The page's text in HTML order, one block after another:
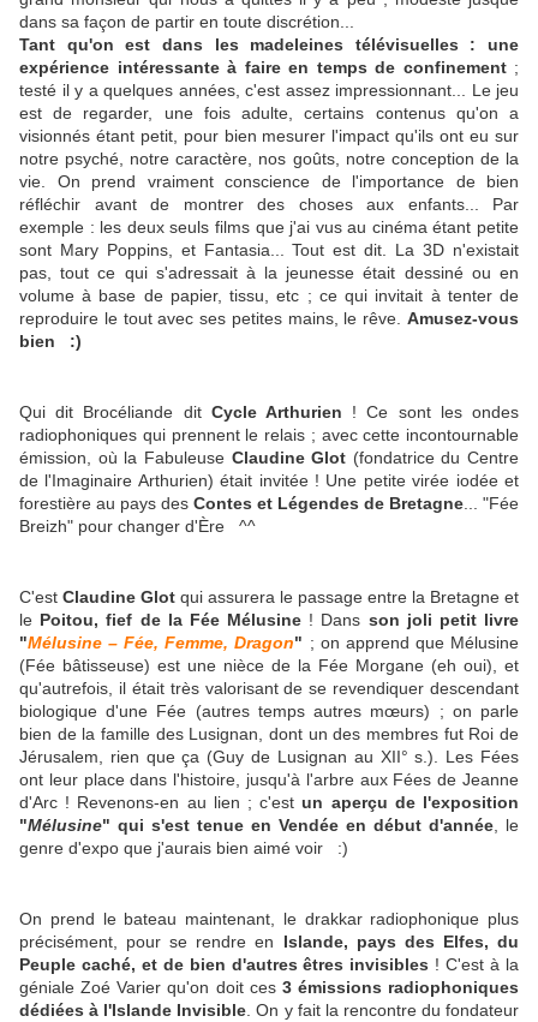
dans sa façon de partir en toute discrétion...
Tant qu'on est dans les madeleines télévisuelles : une
expérience intéressante à faire en temps de confinement;
testé il y a quelques années, c'est assez impressionnant... Le jeu
est de regarder, une fois adulte, certains contenus qu'on a
visionnés étant petit, pour bien mesurer l'impact qu'ils ont eu sur
notre psyché, notre caractère, nos goûts, notre conception de la
vie. On prend vraiment conscience de l'importance de bien
réfléchir avant de montrer des choses aux enfants... Par
exemple : les deux seuls films que j'ai vus au cinéma étant petite
sont Mary Poppins, et Fantasia... Tout est dit. La 3D n'existait
pas, tout ce qui s'adressait à la jeunesse était dessiné ou en
volume à base de papier, tissu, etc ; ce qui invitait à tenter de
reproduire le tout avec ses petites mains, le rêve. Amusez-vous
bien :)
Qui dit Brocéliande dit Cycle Arthurien ! Ce sont les ondes
radiophoniques qui prennent le relais ; avec cette incontournable
émission, où la Fabuleuse Claudine Glot (fondatrice du Centre
de l'Imaginaire Arthurien) était invitée ! Une petite virée iodée et
forestière au pays des Contes et Légendes de Bretagne ... "Fée
Breizh" pour changer d'Ère ^^
C'est Claudine Glot qui assurera le passage entre la Bretagne et
le Poitou, fief de la Fée Mélusine ! Dans son joli petit livre
"Mélusine – Fée, Femme, Dragon" ; on apprend que Mélusine
(Fée bâtisseuse) est une nièce de la Fée Morgane (eh oui), et
qu'autrefois, il était très valorisant de se revendiquer descendant
biologique d'une Fée (autres temps autres mœurs) ; on parle
bien de la famille des Lusignan, dont un des membres fut Roi de
Jérusalem, rien que ça (Guy de Lusignan au XII° s.). Les Fées
ont leur place dans l'histoire, jusqu'à l'arbre aux Fées de Jeanne
d'Arc ! Revenons-en au lien ; c'estun aperçu de l'exposition
"Mélusine" qui s'est tenue en Vendée en début d'année , le
genre d'expo que j'aurais bien aimé voir :)
On prend le bateau maintenant, le drakkar radiophonique plus
précisément, pour se rendre en Islande, pays des Elfes, du
Peuple caché, et de bien d'autres êtres invisibles ! C'est à la
géniale Zoé Varier qu'on doit ces 3 émissions radiophoniques
dédiées à l'Islande Invisible . On y fait la rencontre du fondateur